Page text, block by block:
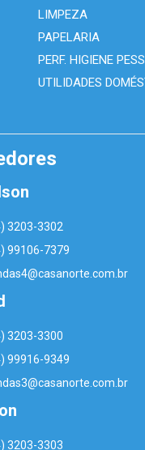
LIMPEZA
PAPELARIA
PERF. HIGIENE
UTILIDADES
3203-3302
99106-7379
3203-3300
99916-9349
3203-3303